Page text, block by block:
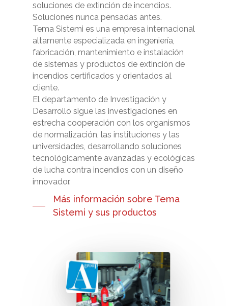
soluciones de extinción de incendios.
Soluciones nunca pensadas antes.
Tema Sistemi es una empresa internacional
altamente especializada en ingeniería,
fabricación, mantenimiento e instalación
de sistemas y productos de extinción de
incendios certificados y orientados al
cliente.
El departamento de Investigación y
Desarrollo sigue las investigaciones en
estrecha cooperación con los organismos
de normalización, las instituciones y las
universidades, desarrollando soluciones
tecnológicamente avanzadas y ecológicas
de lucha contra incendios con un diseño
innovador.
Más información sobre Tema
Sistemi y sus productos